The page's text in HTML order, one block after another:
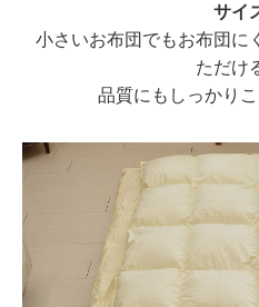
サイ
小さいお布団でもお布団に
ただけ
品質にもしっかりこ